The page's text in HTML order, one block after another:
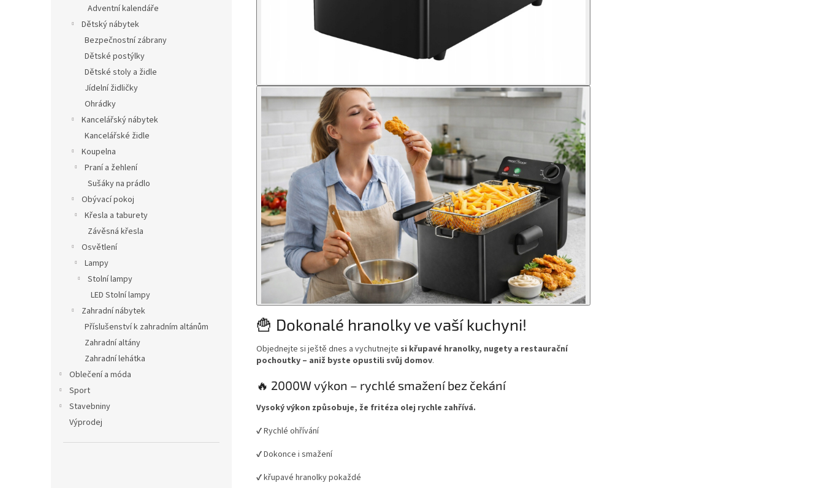
Adventní kalendáře
Dětský nábytek
Bezpečnostní zábrany
Dětské postýlky
Dětské stoly a židle
Jídelní židličky
Ohrádky
Kancelářský nábytek
Kancelářské židle
Koupelna
Praní a žehlení
Sušáky na prádlo
Obývací pokoj
Křesla a taburety
Závěsná křesla
Osvětlení
Lampy
Stolní lampy
LED Stolní lampy
Zahradní nábytek
Příslušenství k zahradním altánům
Zahradní altány
Zahradní lehátka
Oblečení a móda
Sport
Stavebniny
Výprodej
🍟 Dokonalé hranolky ve vaší kuchyni!
Objednejte si ještě dnes a vychutnejte si křupavé hranolky, nugety a restaurační
pochoutky – aniž byste opustili svůj domov.
🔥 2000W výkon – rychlé smažení bez čekání
Vysoký výkon způsobuje, že fritéza olej rychle zahřívá.
✔ Rychlé ohřívání
✔ Dokonce i smažení
✔ křupavé hranolky pokaždé